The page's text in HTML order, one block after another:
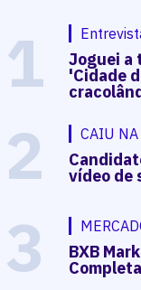
1 Joguei a
'Cidade
2 CAIU
vídeo de
3 BXB